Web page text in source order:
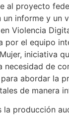
al proyecto
un informe y un
Violencia
por el equipo
iniciativa
necesidad de
abordar la
de manera
la producción